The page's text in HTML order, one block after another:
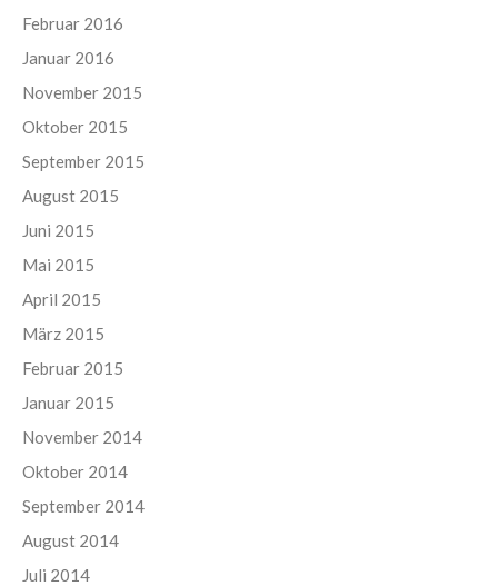
Februar 2016
Januar 2016
November 2015
Oktober 2015
September 2015
August 2015
Juni 2015
Mai 2015
April 2015
März 2015
Februar 2015
Januar 2015
November 2014
Oktober 2014
September 2014
August 2014
Juli 2014